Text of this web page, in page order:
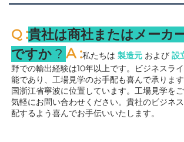
Q :貴社は商社またはメーカ
ですか ? A :私たちは 製造元 および 設
野での輸出経験は10年以上です。ビジネスラ
能であり、工場見学のお手配も喜んで承ります
国浙江省寧波に位置しています。工場見学を
気軽にお問い合わせください。貴社のビジネ
配するよう喜んでお手伝いいたします。